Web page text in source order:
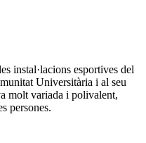
instal·lacions esportives del
Universitària i al seu
molt variada i polivalent,
persones.